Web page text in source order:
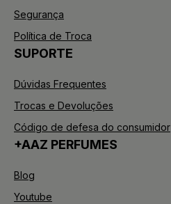
Segurança
Política de Troca
SUPORTE
Dúvidas Frequentes
Trocas e Devoluções
Código de defesa do consumidor
+AAZ PERFUMES
Blog
Youtube